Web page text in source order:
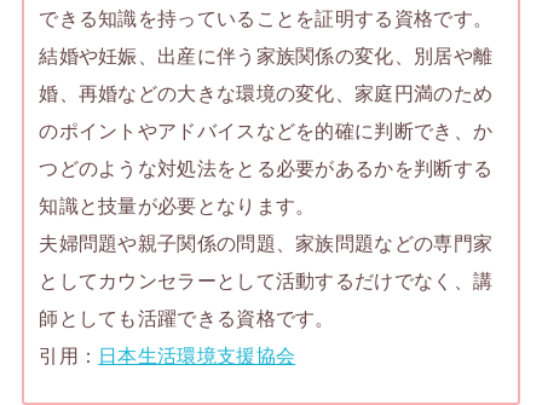
できる知識を持っていることを証明する資格です。
結婚や妊娠、出産に伴う家族関係の変化、別居や離
婚、再婚などの大きな環境の変化、家庭円満のため
のポイントやアドバイスなどを的確に判断でき、か
つどのような対処法をとる必要があるかを判断する
知識と技量が必要となります。
夫婦問題や親子関係の問題、家族問題などの専門家
としてカウンセラーとして活動するだけでなく、講
師としても活躍できる資格です。
引用： 日本生活環境支援協会